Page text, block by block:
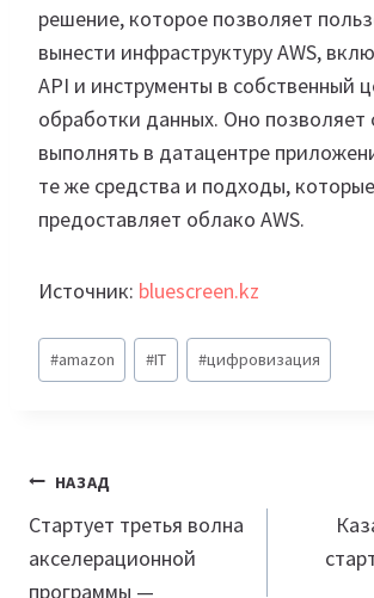
решение, которое позволяет
вынести инфраструктуру AWS,
API и инструменты в собственный
обработки данных. Оно позволяет
выполнять в датацентре
те же средства и подходы, которые
предоставляет облако AWS.
Источник: bluescreen.kz
Метки
записи:
#amazon #IT #цифровизация
Навигация
по
записям
НАЗАД
Стартует третья волна
акселерационной
программы —